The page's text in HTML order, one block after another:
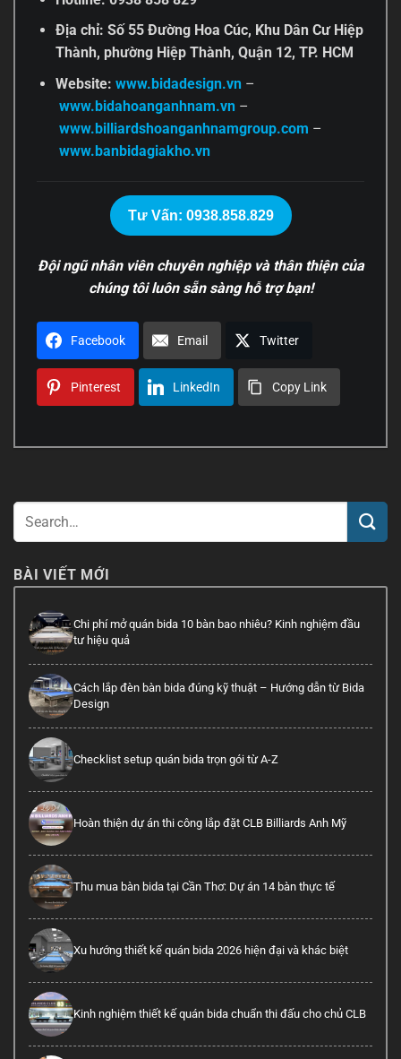
BÀI VIẾT MỚI
Chi phí mở quán bida 10 bàn bao nhiêu? Kinh nghiệm đầu
tư hiệu quả
Cách lắp đèn bàn bida đúng kỹ thuật – Hướng dẫn từ Bida
Design
Checklist setup quán bida trọn gói từ A-Z
Hoàn thiện dự án thi công lắp đặt CLB Billiards Anh Mỹ
Thu mua bàn bida tại Cần Thơ: Dự án 14 bàn thực tế
Xu hướng thiết kế quán bida 2026 hiện đại và khác biệt
Kinh nghiệm thiết kế quán bida chuẩn thi đấu cho chủ CLB
Địa chỉ: Số 55 Đường Hoa Cúc, Khu Dân Cư Hiệp
Thành, phường Hiệp Thành, Quận 12, TP. HCM
Website: www.bidadesign.vn –
www.bidahoanganhnam.vn–
www.billiardshoanganhnamgroup.com –
www.banbidagiakho.vn
Tư Vấn: 0938.858.829
Đội ngũ nhân viên chuyên nghiệp và thân thiện của
chúng tôi luôn sẵn sàng hỗ trợ bạn!
Facebook Email Twitter
Pinterest LinkedIn Copy Link